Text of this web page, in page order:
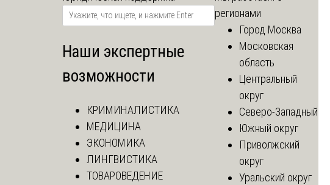
Наши экспертные
возможности
КРИМИНАЛИСТИКА
МЕДИЦИНА
ЭКОНОМИКА
ЛИНГВИСТИКА
ТОВАРОВЕДЕНИЕ
регионами
Город Москва
Московская
область
Центральный
округ
Северо-Западный
Южный округ
Приволжский
округ
Уральский округ